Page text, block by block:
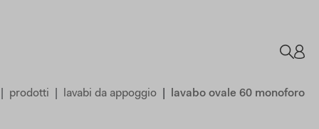
prodotti lavabi da appoggio lavabo ovale 60 monoforo